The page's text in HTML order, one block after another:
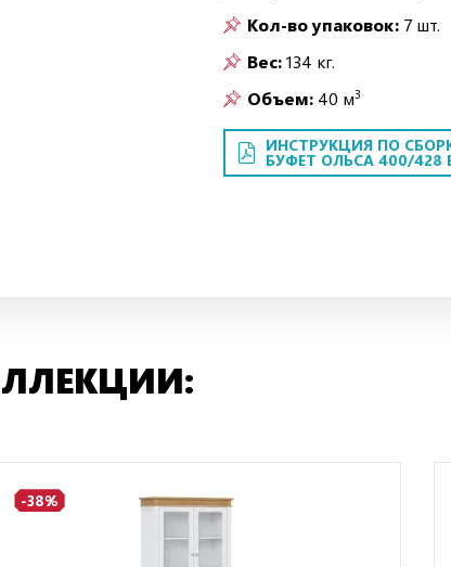
Кол-во упаковок: 7 шт.
Вес:134 кг.
Объем: 40 м3
ИНСТРУКЦИЯ ПО
БУФЕТ ОЛЬСА 400/
-38%